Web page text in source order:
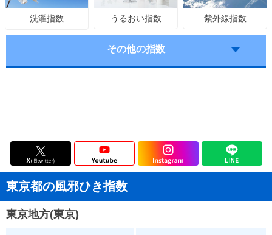
洗濯指数 うるおい指数 紫外線指数
その他の指数
東京都の風邪ひき指数
東京地方(東京)